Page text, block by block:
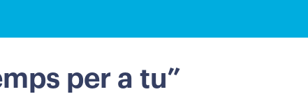
per a tu”